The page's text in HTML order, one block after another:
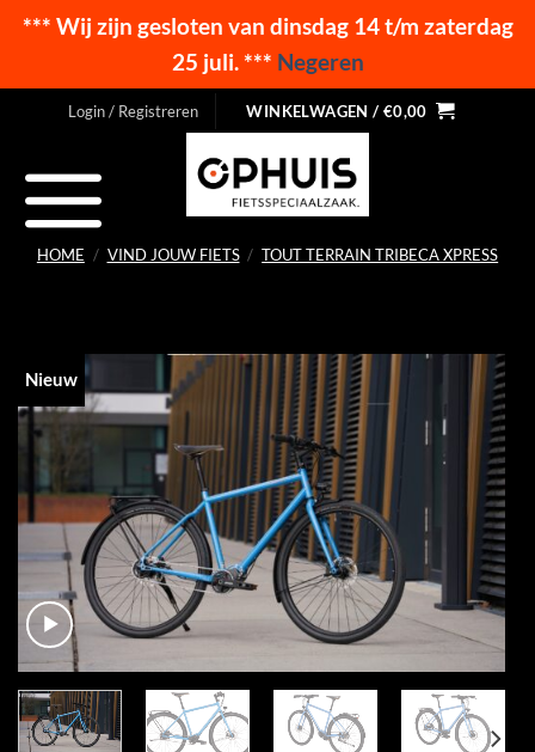
*** Wij zijn gesloten van dinsdag 14 t/m zaterdag
25 juli. *** Negeren
Login / Registreren WINKELWAGEN / €0,00
HOME / VIND JOUW FIETS / TOUT TERRAIN TRIBECA XPRESS
Nieuw